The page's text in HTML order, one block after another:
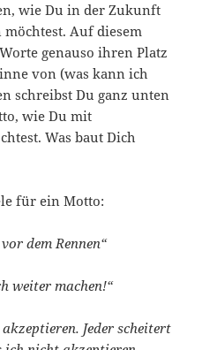
wie Du in der Zukunft
Auf diesem
genauso ihren Platz
von (was kann ich
schreibst Du ganz unten
wie Du mit
Was baut Dich
für ein Motto:
dem Rennen“
weiter machen!“
Jeder scheitert